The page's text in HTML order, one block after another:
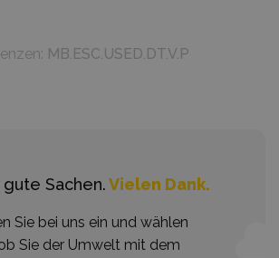
MB.ESC.USED.DT.V.P
Sachen.Vielen Dank.
Sie bei uns ein und wählen
Sie der Umwelt mit dem